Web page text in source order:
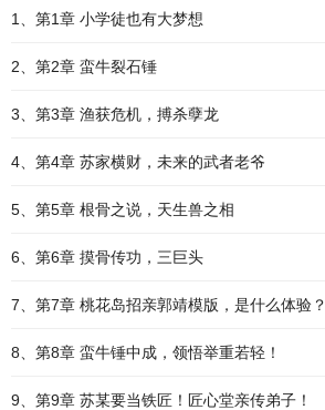
1、第1章 小学徒也有大梦想
2、第2章 蛮牛裂石锤
3、第3章 渔获危机，搏杀孽龙
4、第4章 苏家横财，未来的武者老爷
5、第5章 根骨之说，天生兽之相
6、第6章 摸骨传功，三巨头
7、第7章 桃花岛招亲郭靖模版，是什么体验？
8、第8章 蛮牛锤中成，领悟举重若轻！
9、第9章 苏某要当铁匠！匠心堂亲传弟子！